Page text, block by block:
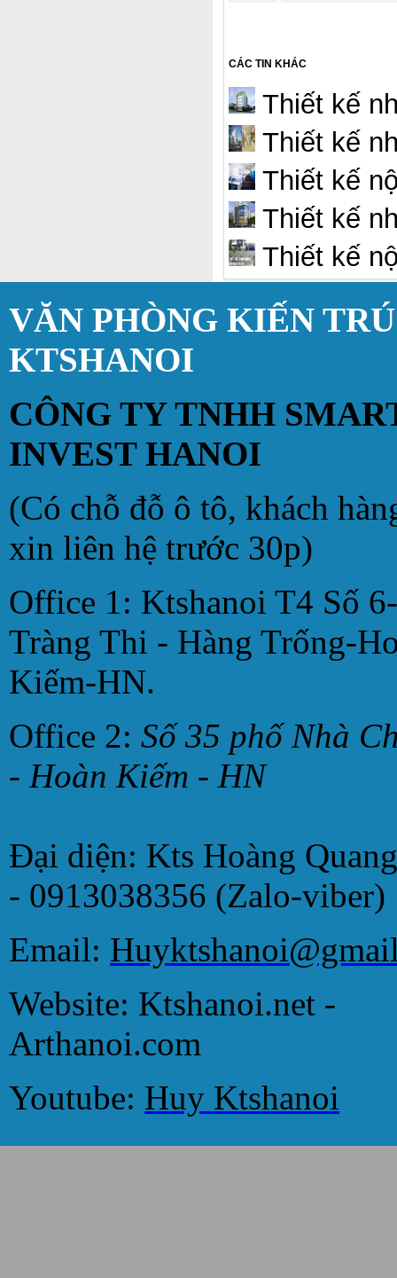
CÁC TIN KHÁC
Thiết kế
Thiết kế
Thiết kế
Thiết kế
Thiết kế
VĂN PHÒNG KIẾN
KTSHANOI
CÔNG TY TNHH
INVEST HANOI
(Có chỗ đỗ ô tô, khách
xin liên hệ trước 30p)
Office 1: Ktshanoi T4 Số
Tràng Thi - Hàng Trống-
Kiếm-HN.
Office 2: Số 35 phố Nhà
- Hoàn Kiếm - HN
Đại diện: Kts Hoàng
- 0913038356 (Zalo-viber)
Email:
Website: Ktshanoi.net -
Arthanoi.com
Youtube: Huy Ktshanoi